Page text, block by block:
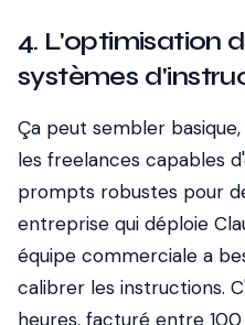
4. L'optimisation
systèmes
Ça peut sembler
les freelances capables
prompts robustes pour
entreprise qui déploie
équipe commerciale a
calibrer les instructions.
heures, facturé entre